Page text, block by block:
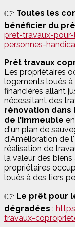
👉 Toutes les
bénéficier du
pret-travaux-
personnes-
Prêt travaux
Les propriétaires
logements loués à
financières allant
nécessitant des
rénovation
de l'immeuble
d'un plan de
d'Amélioration de
réalisation de
la valeur des biens
propriétaires
loués à des tiers
👉 Le prêt pour
dégradées :
travaux-